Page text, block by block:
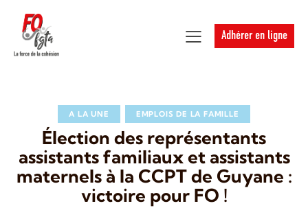
Adhérer en ligne
A LA UNE EMPLOIS DE LA FAMILLE
Élection des représentants
assistants familiaux et assistants
maternels à la CCPT de Guyane :
victoire pour FO !